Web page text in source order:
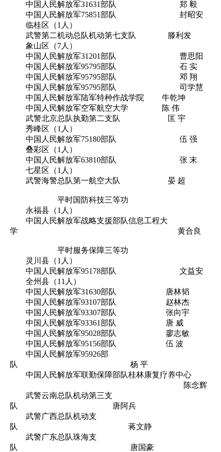
中国人民解放军31631部队 郑 毅
中国人民解放军75851部队 封昭安
临桂区（1人）
武警第二机动总队机动第七支队 滕利发
象山区（7人）
中国人民解放军31201部队 曹思阳
中国人民解放军95795部队 石 实
中国人民解放军95795部队 邓 翔
中国人民解放军95795部队 司学慧
中国人民解放军陆军特种作战学院 牛乾坤
中国人民解放军空军航空大学 陈 伟
武警北京总队执勤第二支队 匡 宇
秀峰区（1人）
中国人民解放军75180部队 伍 强
叠彩区（1人）
中国人民解放军63810部队 张 末
七星区（1人）
武警海警总队第一航空大队 晏 超
平时国防科技三等功
永福县（1人）
中国人民解放军战略支援部队信息工程大
学 黄合良
平时服务保障三等功
灵川县（1人）
中国人民解放军95178部队 文益安
全州县（11人）
中国人民解放军31630部队 唐林韬
中国人民解放军93107部队 赵林杰
中国人民解放军93307部队 张向宇
中国人民解放军93361部队 唐 威
中国人民解放军95028部队 廖志敏
中国人民解放军95156部队 伍 波
中国人民解放军95926部
队 杨 平
中国人民解放军联勤保障部队桂林康复疗养中心
陈念辉
武警云南总队机动第三支
队 唐阿兵
武警广西总队机动支
队 蒋文静
武警广东总队珠海支
队 唐国豪